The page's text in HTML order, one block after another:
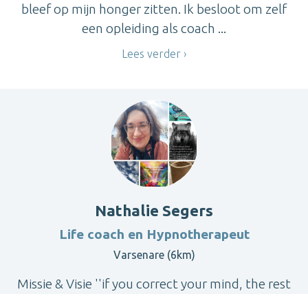
bleef op mijn honger zitten. Ik besloot om zelf
een opleiding als coach ...
Lees verder
Nathalie Segers
Life coach en Hypnotherapeut
Varsenare (6km)
Missie & Visie ''if you correct your mind, the rest